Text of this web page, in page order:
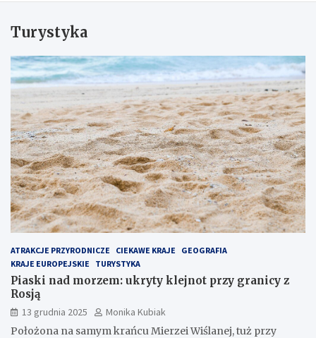
Turystyka
ATRAKCJE PRZYRODNICZE CIEKAWE KRAJE
GEOGRAFIA
KRAJE EUROPEJSKIE
TURYSTYKA
Piaski nad morzem: ukryty klejnot przy granicy z
Rosją
13 grudnia 2025
Monika Kubiak
Położona na samym krańcu Mierzei Wiślanej, tuż przy